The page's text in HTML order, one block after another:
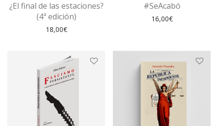
¿El final de las estaciones?
(4ª edición)
18,00€
#SeAcabó
16,00€